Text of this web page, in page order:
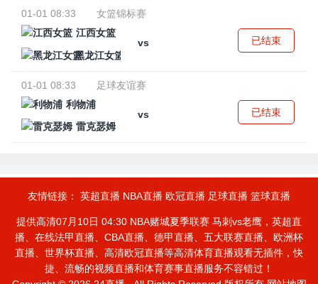
01-01 08:33
女篮锦标赛
江西女篮
vs
黑龙江女篮
已结束
01-01 08:33
足球友谊赛
利物浦
vs
雷克瑟姆
已结束
友情链接： 英超直播 NBA直播 欧冠直播 足球直播 篮球直播
提供高清07月10日 04:30 NBA赌城夏季联赛 马刺vs老鹰，英超直
播、在线法甲直播、CBA直播、德甲直播、五大联赛直播、欧洲杯
直播、世界杯直播、高清欧冠直播等高清体育直播观看无插件，快
捷、流畅的视频直播和体育赛事直播服务不容错过！